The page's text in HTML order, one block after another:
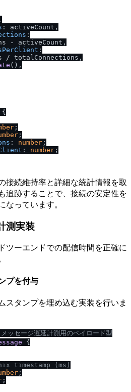
: activeCount,
:
- activeCount,
:
/ totalConnections,
(),
{
;
;
: number ;
: number ;
接続維持率と詳細な統計情報を取
追跡することで、接続の安定性を
なっています。
測実装
ツーエンドでの配信時間を正確に
プを付与
スタンプを埋め込む実装を行いま
メッセージ遅延計測用のペイロード型
{
timestamp (ms)
;
;